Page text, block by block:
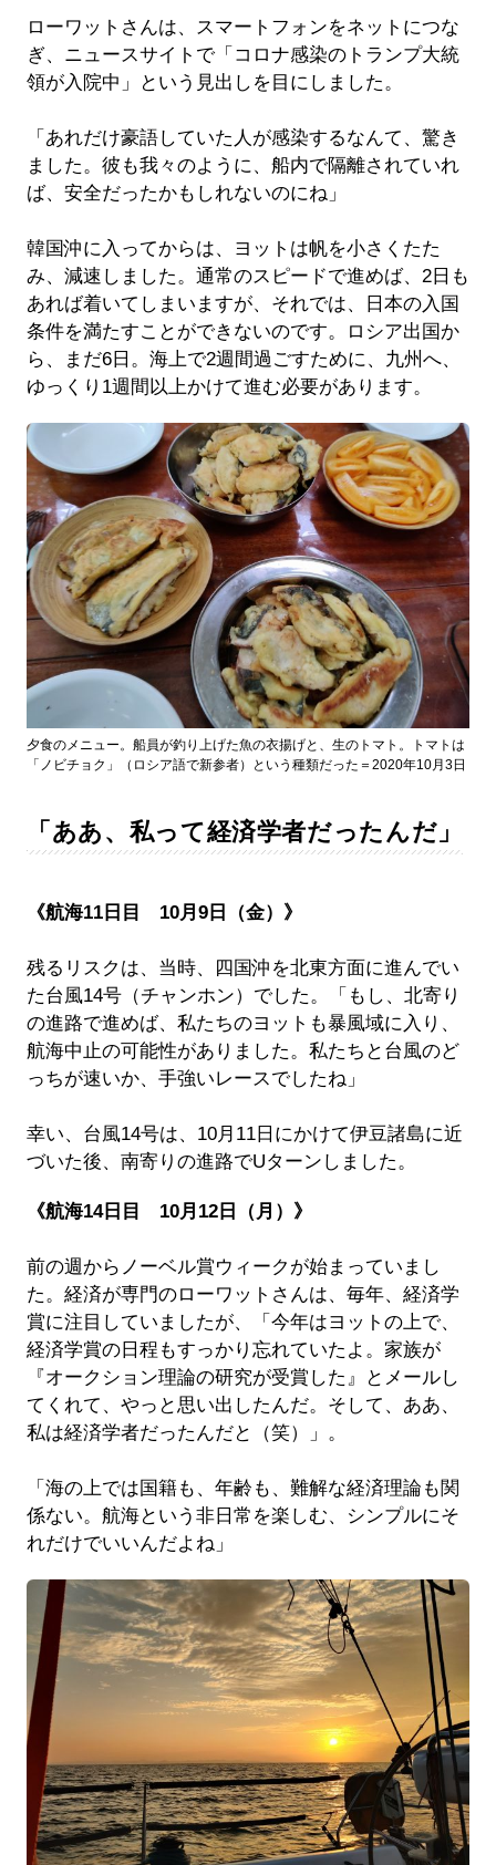
ローワットさんは、スマートフォンをネットにつな
ぎ、ニュースサイトで「コロナ感染のトランプ大統
領が入院中」という見出しを目にしました。
「あれだけ豪語していた人が感染するなんて、驚き
ました。彼も我々のように、船内で隔離されていれ
ば、安全だったかもしれないのにね」
韓国沖に入ってからは、ヨットは帆を小さくたた
み、減速しました。通常のスピードで進めば、2日も
あれば着いてしまいますが、それでは、日本の入国
条件を満たすことができないのです。ロシア出国か
ら、まだ6日。海上で2週間過ごすために、九州へ、
ゆっくり1週間以上かけて進む必要があります。
夕食のメニュー。船員が釣り上げた魚の衣揚げと、生のトマト。トマトは
「ノビチョク」（ロシア語で新参者）という種類だった＝2020年10月3日
「ああ、私って経済学者だったんだ」
《航海11日目 10月9日（金）》
残るリスクは、当時、四国沖を北東方面に進んでい
た台風14号（チャンホン）でした。「もし、北寄り
の進路で進めば、私たちのヨットも暴風域に入り、
航海中止の可能性がありました。私たちと台風のど
っちが速いか、手強いレースでしたね」
幸い、台風14号は、10月11日にかけて伊豆諸島に近
づいた後、南寄りの進路でUターンしました。
《航海14日目 10月12日（月）》
前の週からノーベル賞ウィークが始まっていまし
た。経済が専門のローワットさんは、毎年、経済学
賞に注目していましたが、「今年はヨットの上で、
経済学賞の日程もすっかり忘れていたよ。家族が
『オークション理論の研究が受賞した』とメールし
てくれて、やっと思い出したんだ。そして、ああ、
私は経済学者だったんだと（笑）」。
「海の上では国籍も、年齢も、難解な経済理論も関
係ない。航海という非日常を楽しむ、シンプルにそ
れだけでいいんだよね」